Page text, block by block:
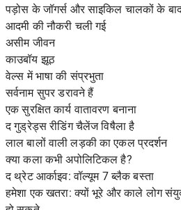
पड़ोस के जॉगर्स और साइकिल चालकों के
आदमी की नौकरी चली गई
असीम जीवन
काउबॉय झूठ
वेल्स में भाषा की संप्रभुता
सर्वनाम सुपर डरावने हैं
एक सुरक्षित कार्य वातावरण बनाना
द गुड्रेड्स रीडिंग चैलेंज विषैला है
लाल बालों वाली लड़की का एकल प्रदर्शन
क्या कला कभी अपोलिटिकल है?
द थ्रेट आर्काइव: वॉल्यूम 7 ब्लैक बस्ता
हमेशा एक खतरा: क्यों भूरे और काले लोग